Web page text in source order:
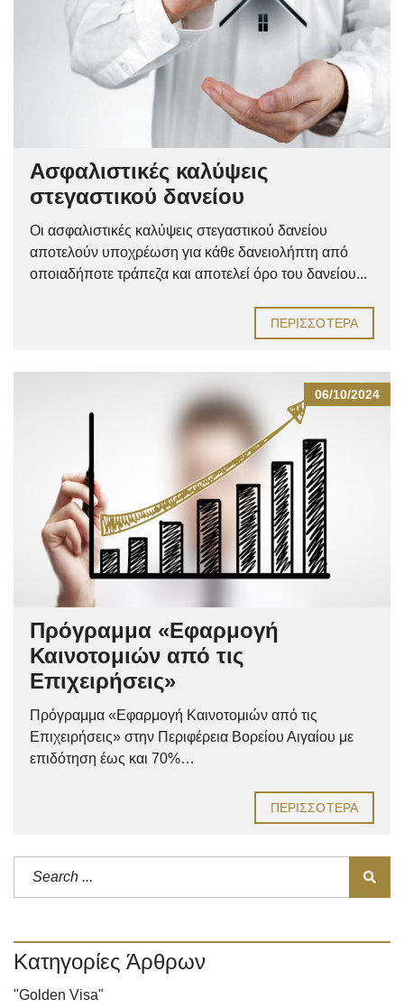
Ασφαλιστικές καλύψεις
στεγαστικού δανείου
Οι ασφαλιστικές καλύψεις στεγαστικού δανείου
αποτελούν υποχρέωση για κάθε δανειολήπτη από
οποιαδήποτε τράπεζα και αποτελεί όρο του δανείου...
ΠΕΡΙΣΣΌΤΕΡΑ
06/10/2024
Πρόγραμμα «Εφαρμογή
Καινοτομιών από τις
Επιχειρήσεις»
Πρόγραμμα «Εφαρμογή Καινοτομιών από τις
Επιχειρήσεις» στην Περιφέρεια Βορείου Αιγαίου με
επιδότηση έως και 70%…
ΠΕΡΙΣΣΌΤΕΡΑ
Κατηγορίες Άρθρων
"Golden Visa"